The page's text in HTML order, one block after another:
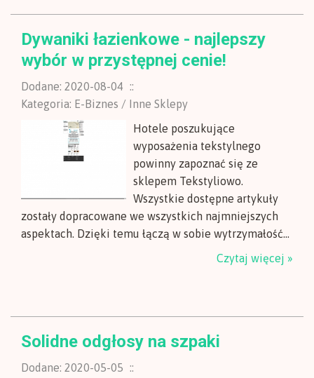
Dywaniki łazienkowe - najlepszy
wybór w przystępnej cenie!
Dodane: 2020-08-04 ::
Kategoria: E-Biznes / Inne Sklepy
Hotele poszukujące
wyposażenia tekstylnego
powinny zapoznać się ze
sklepem Tekstyliowo.
Wszystkie dostępne artykuły
zostały dopracowane we wszystkich najmniejszych
aspektach. Dzięki temu łączą w sobie wytrzymałość...
Czytaj więcej »
Solidne odgłosy na szpaki
Dodane: 2020-05-05 ::